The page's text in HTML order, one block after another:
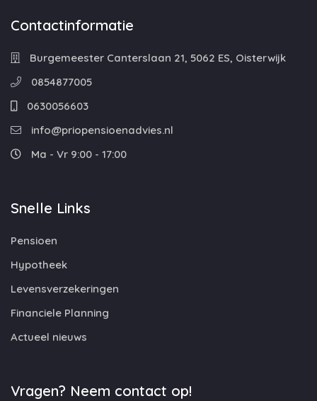
Contactinformatie
Burgemeester Canterslaan 21, 5062 ES, Oisterwijk
0854877005
0630056603
info@priopensioenadvies.nl
Ma - Vr 9:00 - 17:00
Snelle Links
Pensioen
Hypotheek
Levensverzekeringen
Financiele Planning
Actueel nieuws
Vragen? Neem contact op!